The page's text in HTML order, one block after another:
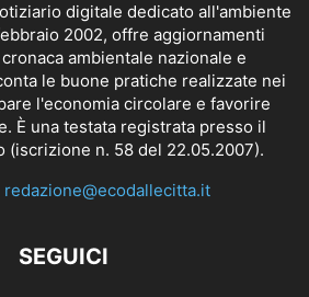
digitale dedicato all'ambiente
2002, offre aggiornamenti
ambientale nazionale e
le buone pratiche realizzate nei
l'economia circolare e favorire
È una testata registrata presso il
(iscrizione n. 58 del 22.05.2007).
redazione@ecodallecitta.it
SEGUICI